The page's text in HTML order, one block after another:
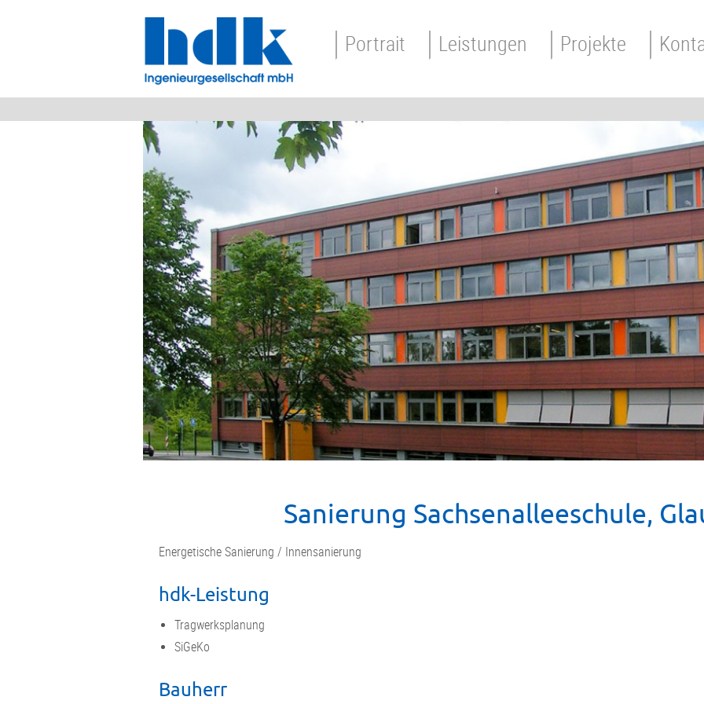
Portrait Leistungen Projekte
Sanierung Sachsenalleeschule,
Energetische Sanierung / Innensanierung
hdk-Leistung
Tragwerksplanung
SiGeKo
Bauherr